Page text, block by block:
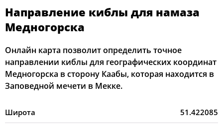
Направление киблы для намаза
Медногорска
Онлайн карта позволит определить точное
направлении киблы для географических координат
Медногорска в сторону Каабы, которая находится в
Заповедной мечети в Мекке.
Широта 51.422085